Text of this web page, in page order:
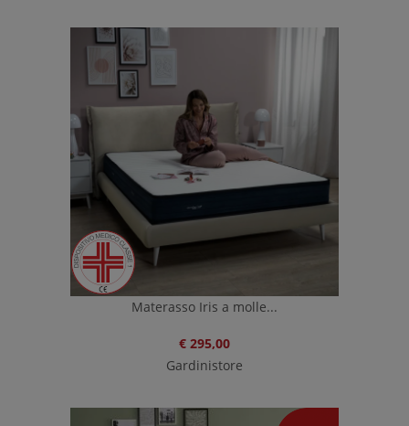
Materasso Iris a molle...
€ 295,00
Gardinistore